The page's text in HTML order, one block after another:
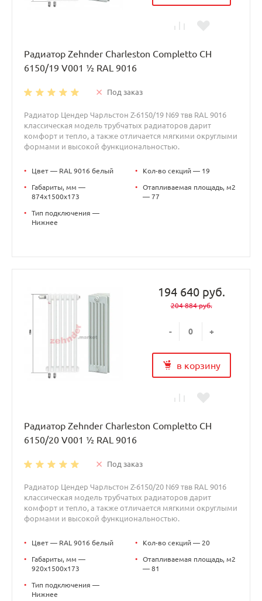
Радиатор Zehnder Charleston Completto CH
6150/19 V001 ½ RAL 9016
Под заказ
Радиатор Цендер Чарльстон Z-6150/19 N69 твв RAL 9016
классическая модель трубчатых радиаторов дарит
комфорт и тепло, а также отличается мягкими округлыми
формами и высокой функциональностью.
• Цвет — RAL 9016 белый
•
Габариты, мм —
874x1500x173
•
Тип подключения —
Нижнее
• Кол-во секций — 19
•
Отапливаемая площадь, м2
— 77
194 640 руб.
204 884 руб.
- +
в корзину
Радиатор Zehnder Charleston Completto CH
6150/20 V001 ½ RAL 9016
Под заказ
Радиатор Цендер Чарльстон Z-6150/20 N69 твв RAL 9016
классическая модель трубчатых радиаторов дарит
комфорт и тепло, а также отличается мягкими округлыми
формами и высокой функциональностью.
• Цвет — RAL 9016 белый
•
Габариты, мм —
920x1500x173
•
Тип подключения —
Нижнее
• Кол-во секций — 20
•
Отапливаемая площадь, м2
— 81